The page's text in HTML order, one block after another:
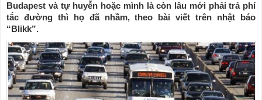
Budapest và tự huyễn hoặc mình là còn lâu mới phải trả phí
tắc đường thì họ đã nhầm, theo bài viết trên nhật báo
“Blikk”.